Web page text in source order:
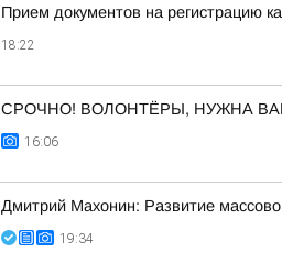
Прием документов на регистрацию
18:22
СРОЧНО! ВОЛОНТЁРЫ, НУЖНА
16:06
Дмитрий Махонин: Развитие
19:34